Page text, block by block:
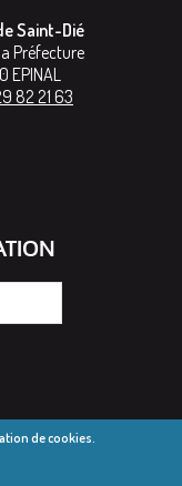
Saint-Dié
Préfecture
EPINAL
82 21 63
de cookies.